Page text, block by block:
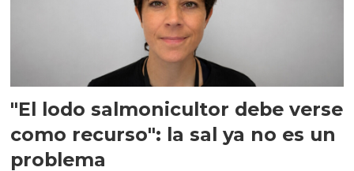
"El lodo salmonicultor debe verse
como recurso": la sal ya no es un
problema